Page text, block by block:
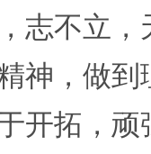
志不立
神，做
开拓，